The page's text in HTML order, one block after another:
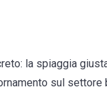
la spiaggia
sul settore